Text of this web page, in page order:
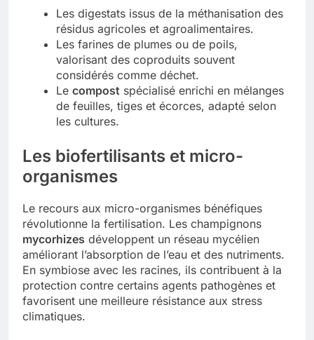
Les digestats issus de la méthanisation des
résidus agricoles et agroalimentaires.
Les farines de plumes ou de poils,
valorisant des coproduits souvent
considérés comme déchet.
Le compost spécialisé enrichi en mélanges
de feuilles, tiges et écorces, adapté selon
les cultures.
Les biofertilisants et micro-
organismes
Le recours aux micro-organismes bénéfiques
révolutionne la fertilisation. Les champignons
mycorhizes développent un réseau mycélien
améliorant l’absorption de l’eau et des nutriments.
En symbiose avec les racines, ils contribuent à la
protection contre certains agents pathogènes et
favorisent une meilleure résistance aux stress
climatiques.